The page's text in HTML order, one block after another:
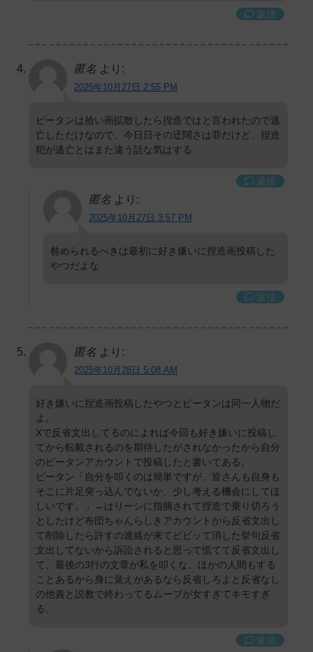
返信
匿名 より:
2025年10月27日 2:55 PM
ピータンは拾い画拡散したら捏造ではと言われたので逃
亡しただけなので、今日日その迂闊さは罪だけど、捏造
犯が逃亡とはまた違う話な気はする
返信
匿名 より:
2025年10月27日 3:57 PM
咎められるべきは最初に好き嫌いに捏造画投稿した
やつだよな
返信
匿名 より:
2025年10月28日 5:08 AM
好き嫌いに捏造画投稿したやつとピータンは同一人物だ
よ。
Xで反省文出してるのによれば今回も好き嫌いに投稿し
てから転載されるのを期待したがされなかったから自分
のピータンアカウントで投稿したと書いてある。
ピータン「自分を叩くのは簡単ですが、皆さんも自身も
そこに片足突っ込んでないか、少し考える機会にしてほ
しいです。」←はりーシに指摘されて捏造で乗り切ろう
としたけど布団ちゃんらしきアカウントから反省文出し
て削除したら許すの連絡が来てビビッて消した挙句反省
文出してないから訴訟されると思って慌てて反省文出し
て、最後の3行の文章が私を叩くな。ほかの人間もする
ことあるから身に覚えがあるなら反省しろよと反省なし
の他責と説教で終わってるムーブが女すぎてキモすぎ
る。
返信